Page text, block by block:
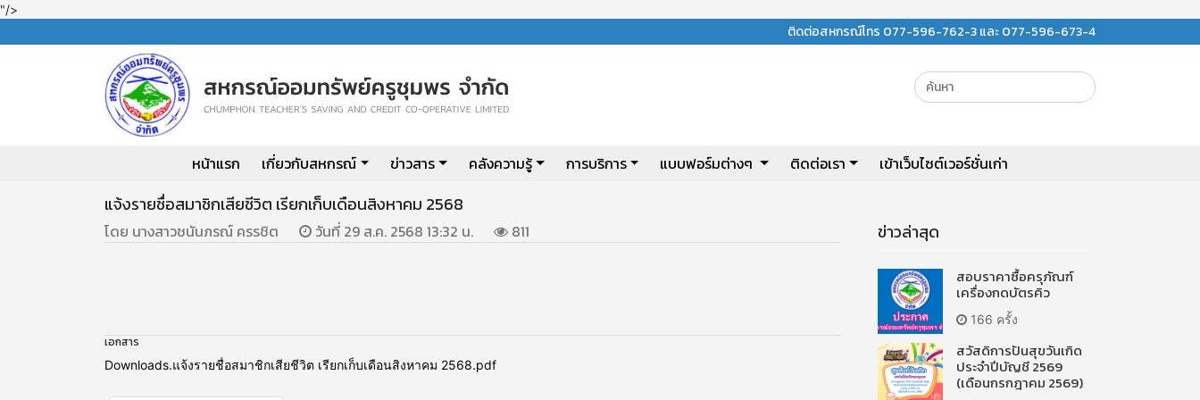
"/>
ติดต่อสหกรณ์โทร 077-596-762-3 และ 077-596-673-4
หน้าแรก เกี่ยวกับสหกรณ์ ข่าวสาร คลังความรู้ การบริการ แบบฟอร์มต่างๆ ติดต่อเรา เข้าเว็บไซต์เวอร์ชั่นเก่า
แจ้งรายชื่อสมาชิกเสียชีวิต เรียกเก็บเดือนสิงหาคม 2568
โดย นางสาวชนันภรณ์ ครรชิต วันที่ 29 ส.ค. 2568 13:32 น. 811
เอกสาร
Downloads.แจ้งรายชื่อสมาชิกเสียชีวิต เรียกเก็บเดือนสิงหาคม 2568.pdf
ข่าวล่าสุด
สอบราคาซื้อครุภัณฑ์
เครื่องกดบัตรคิว
166 ครั้ง
สวัสดิการปันสุขวันเกิด
ประจำปีบัญชี 2569
(เดือนกรกฎาคม 2569)